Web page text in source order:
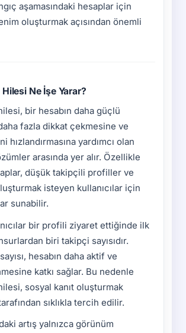
aşamasındaki hesaplar için
oluşturmak açısından önemli
Ne İşe Yarar?
bir hesabın daha güçlü
fazla dikkat çekmesine ve
hızlandırmasına yardımcı olan
arasında yer alır. Özellikle
düşük takipçili profiller ve
isteyen kullanıcılar için
sunabilir.
bir profili ziyaret ettiğinde ilk
biri takipçi sayısıdır.
hesabın daha aktif ve
katkı sağlar. Bu nedenle
sosyal kanıt oluşturmak
sıklıkla tercih edilir.
artış yalnızca görünüm